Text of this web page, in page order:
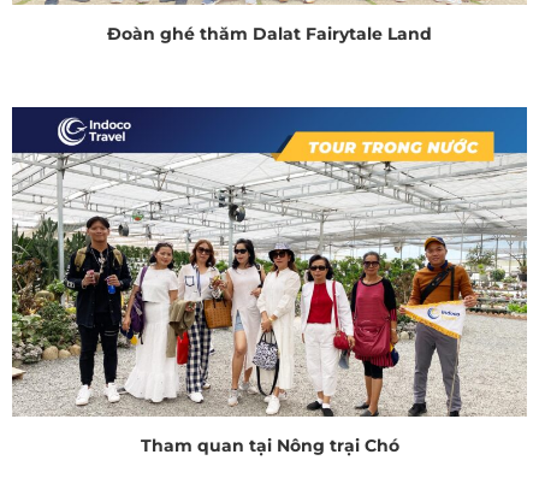
Đoàn ghé thăm Dalat Fairytale Land
Tham quan tại Nông trại Chó